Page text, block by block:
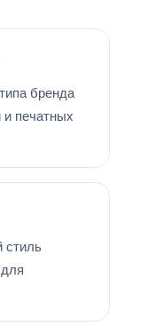
бренда
и печатных
стиль